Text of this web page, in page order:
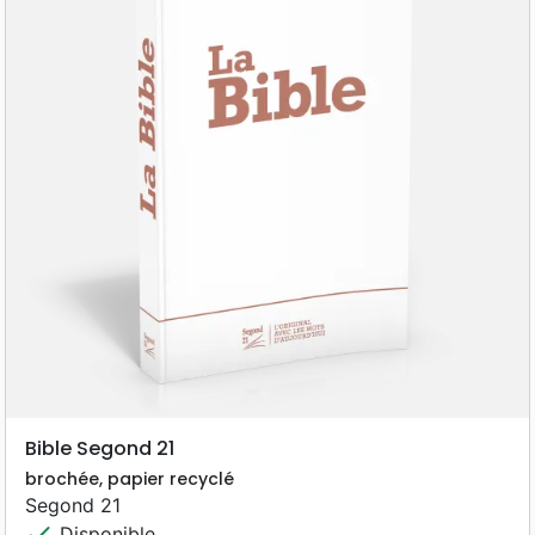
Bible Segond 21
brochée, papier recyclé
Segond 21